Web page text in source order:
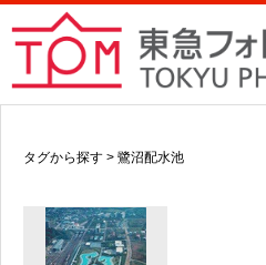
タグから探す > 鷺沼配水池